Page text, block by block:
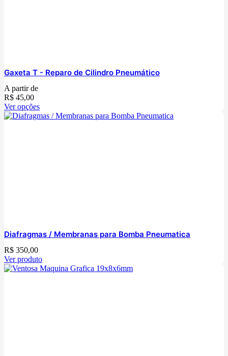
Gaxeta T - Reparo de Cilindro Pneumático
A partir de
R$ 45,00
Ver opções
Diafragmas / Membranas para Bomba Pneumatica
R$ 350,00
Ver produto